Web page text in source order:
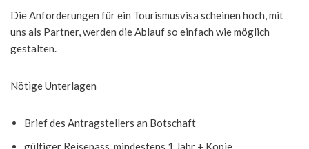
Die Anforderungen für ein Tourismusvisa scheinen hoch, mit
uns als Partner, werden die Ablauf so einfach wie möglich
gestalten.
Nötige Unterlagen
Brief des Antragstellers an Botschaft
gültiger Reisepass, mindestens 1 Jahr + Kopie